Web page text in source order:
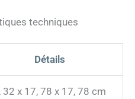
Parfois, je touchais
croquettes
mais la nourriture n'a
la nourriture qui
techniques
Détails
32 x 17, 78 x 17, 78 cm